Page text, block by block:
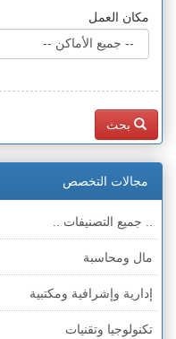
مكان العمل
بحث
مجالات التخصص
.. جميع التصنيفات ..
مال ومحاسبة
إدارية وإشرافية ومكتبية
تكنولوجيا وتقنيات